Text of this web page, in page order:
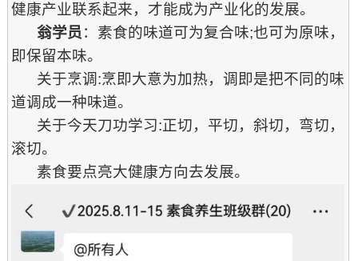
健康产业联系起来，才能成为产业化的发展。
翁学员：素食的味道可为复合味;也可为原味，
即保留本味。
关于烹调:烹即大意为加热，调即是把不同的味
道调成一种味道。
关于今天刀功学习:正切，平切，斜切，弯切，
滚切。
素食要点亮大健康方向去发展。